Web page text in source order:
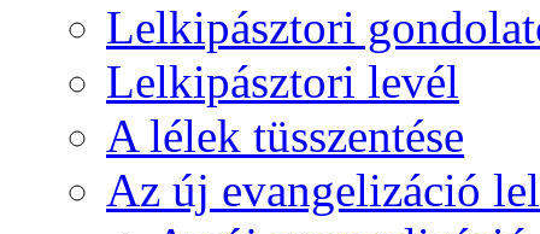
Lelkipásztori
Lelkipásztori levél
A lélek tüsszentése
Az új evangelizáció